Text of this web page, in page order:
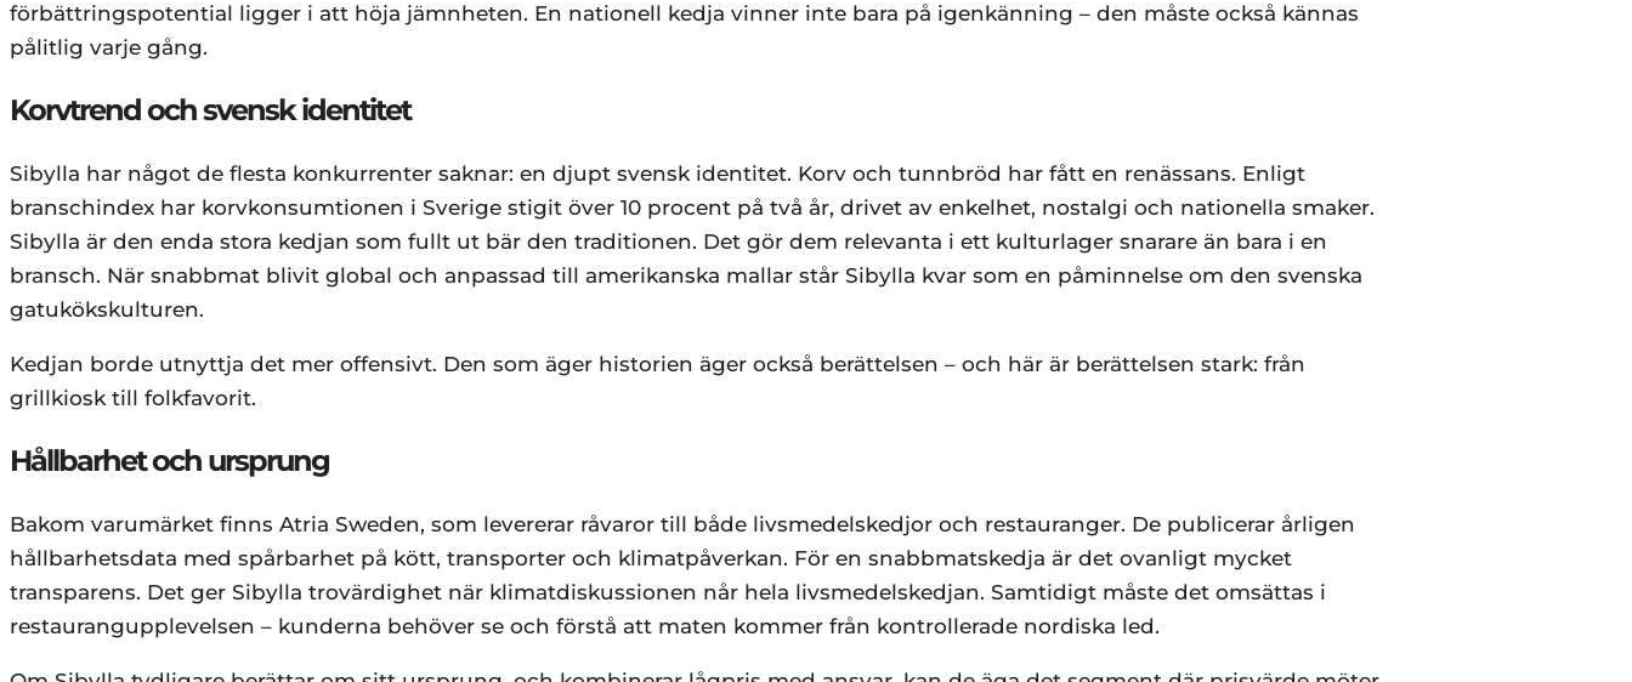
förbättringspotential ligger i att höja jämnheten. En nationell kedja vinner inte bara på igenkänning – den måste också kännas
pålitlig varje gång.
Korvtrend och svensk identitet
Sibylla har något de flesta konkurrenter saknar: en djupt svensk identitet. Korv och tunnbröd har fått en renässans. Enligt
branschindex har korvkonsumtionen i Sverige stigit över 10 procent på två år, drivet av enkelhet, nostalgi och nationella smaker.
Sibylla är den enda stora kedjan som fullt ut bär den traditionen. Det gör dem relevanta i ett kulturlager snarare än bara i en
bransch. När snabbmat blivit global och anpassad till amerikanska mallar står Sibylla kvar som en påminnelse om den svenska
gatukökskulturen.
Kedjan borde utnyttja det mer offensivt. Den som äger historien äger också berättelsen – och här är berättelsen stark: från
grillkiosk till folkfavorit.
Hållbarhet och ursprung
Bakom varumärket finns Atria Sweden, som levererar råvaror till både livsmedelskedjor och restauranger. De publicerar årligen
hållbarhetsdata med spårbarhet på kött, transporter och klimatpåverkan. För en snabbmatskedja är det ovanligt mycket
transparens. Det ger Sibylla trovärdighet när klimatdiskussionen når hela livsmedelskedjan. Samtidigt måste det omsättas i
restaurangupplevelsen – kunderna behöver se och förstå att maten kommer från kontrollerade nordiska led.